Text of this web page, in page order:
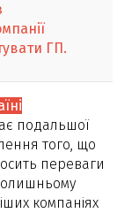
ГП.
подальшої
того, що
переваги
компаніях